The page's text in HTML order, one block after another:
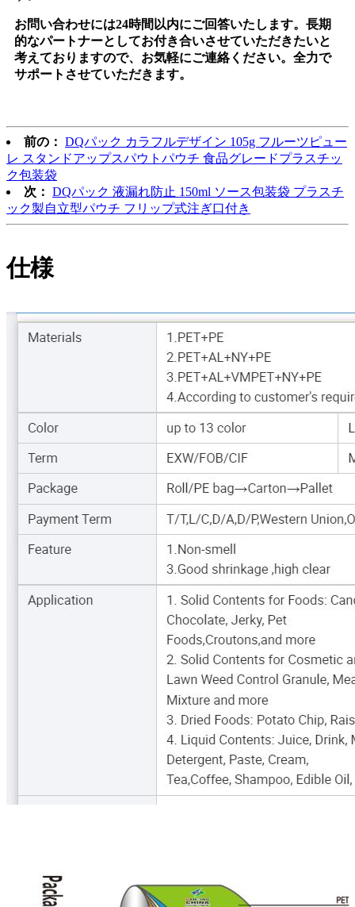
お問い合わせには24時間以内にご回答いたします。長期
的なパートナーとしてお付き合いさせていただきたいと
考えておりますので、お気軽にご連絡ください。全力で
サポートさせていただきます。
前の： DQパック カラフルデザイン 105g フルーツピュー
レ スタンドアップスパウトパウチ 食品グレードプラスチッ
ク包装袋
次： DQパック 液漏れ防止 150ml ソース包装袋 プラスチ
ック製自立型パウチ フリップ式注ぎ口付き
仕様